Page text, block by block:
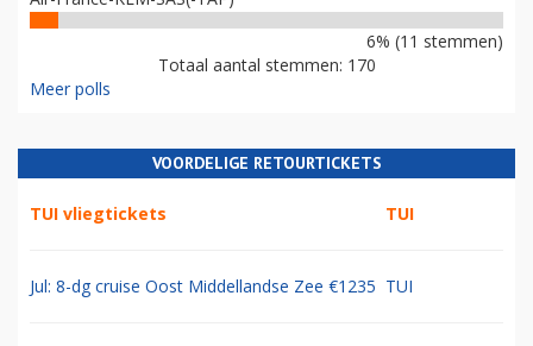
6% (11 stemmen)
Totaal aantal stemmen: 170
Meer polls
VOORDELIGE RETOURTICKETS
TUI vliegtickets TUI
Jul: 8-dg cruise Oost Middellandse Zee €1235 TUI